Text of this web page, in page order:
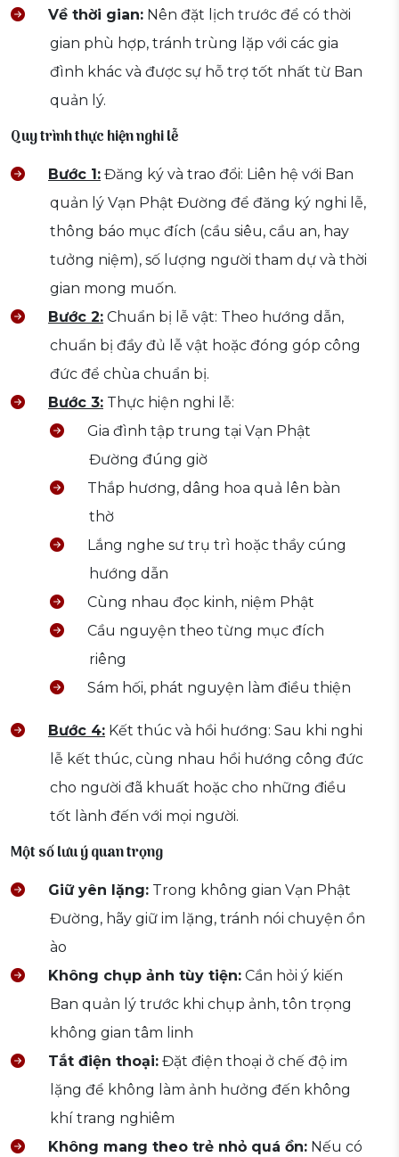
Về thời gian: Nên đặt lịch trước để có thời
gian phù hợp, tránh trùng lặp với các gia
đình khác và được sự hỗ trợ tốt nhất từ Ban
quản lý.
Quy trình thực hiện nghi lễ
Bước 1: Đăng ký và trao đổi: Liên hệ với Ban
quản lý Vạn Phật Đường để đăng ký nghi lễ,
thông báo mục đích (cầu siêu, cầu an, hay
tưởng niệm), số lượng người tham dự và thời
gian mong muốn.
Bước 2: Chuẩn bị lễ vật: Theo hướng dẫn,
chuẩn bị đầy đủ lễ vật hoặc đóng góp công
đức để chùa chuẩn bị.
Bước 3: Thực hiện nghi lễ:
Gia đình tập trung tại Vạn Phật
Đường đúng giờ
Thắp hương, dâng hoa quả lên bàn
thờ
Lắng nghe sư trụ trì hoặc thầy cúng
hướng dẫn
Cùng nhau đọc kinh, niệm Phật
Cầu nguyện theo từng mục đích
riêng
Sám hối, phát nguyện làm điều thiện
Bước 4: Kết thúc và hồi hướng: Sau khi nghi
lễ kết thúc, cùng nhau hồi hướng công đức
cho người đã khuất hoặc cho những điều
tốt lành đến với mọi người.
Một số lưu ý quan trọng
Giữ yên lặng: Trong không gian Vạn Phật
Đường, hãy giữ im lặng, tránh nói chuyện ồn
ào
Không chụp ảnh tùy tiện: Cần hỏi ý kiến
Ban quản lý trước khi chụp ảnh, tôn trọng
không gian tâm linh
Tắt điện thoại: Đặt điện thoại ở chế độ im
lặng để không làm ảnh hưởng đến không
khí trang nghiêm
Không mang theo trẻ nhỏ quá ồn: Nếu có